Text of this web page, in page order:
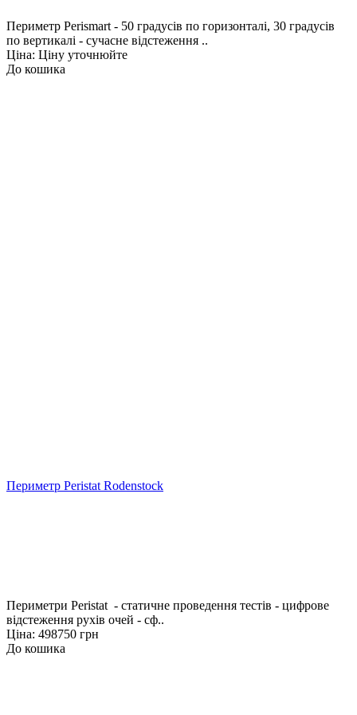
Периметр Perismart - 50 градусів по горизонталі, 30 градусів
по вертикалі - сучасне відстеження ..
Ціна: Ціну уточнюйте
До кошика
Периметр Peristat Rodenstock
Периметри Peristat - статичне проведення тестів - цифрове
відстеження рухів очей - сф..
Ціна: 498750 грн
До кошика